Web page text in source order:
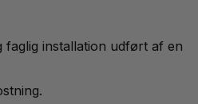
faglig installation udført af en